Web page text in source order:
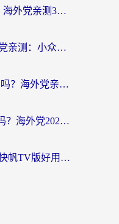
雷神手游和sixfast哪个好？海外党亲测3款回国加速器，教你选对不踩坑
穿梭和快喵好用吗？海外党亲测：小众加速器对比+番茄加速器深度体验
云极和Unblock Youku好用吗？海外党亲测+2026回国加速器避坑指南
ChickCN和海外回国好用吗？海外党2026亲测：从手游到影音，选对加速器的3个关键
海外党必看：雷神手游和快帆TV版好用吗？3步选对回国加速器不踩坑